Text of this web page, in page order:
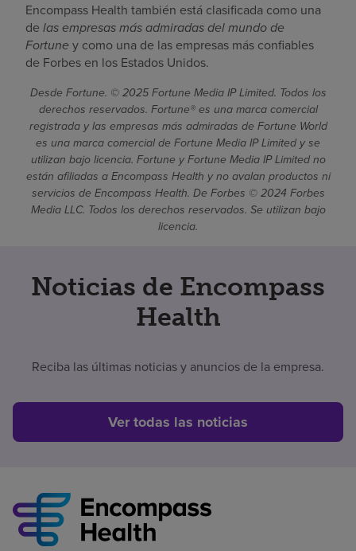
Encompass Health también está clasificada como una
de las empresas más admiradas del mundo de
Fortune y como una de las empresas más confiables
de Forbes en los Estados Unidos.
Desde Fortune. © 2025 Fortune Media IP Limited. Todos los
derechos reservados. Fortune® es una marca comercial
registrada y las empresas más admiradas de Fortune World
es una marca comercial de Fortune Media IP Limited y se
utilizan bajo licencia. Fortune y Fortune Media IP Limited no
están afiliadas a Encompass Health y no avalan productos ni
servicios de Encompass Health. De Forbes © 2024 Forbes
Media LLC. Todos los derechos reservados. Se utilizan bajo
licencia.
Noticias de Encompass
Health
Reciba las últimas noticias y anuncios de la empresa.
Ver todas las noticias